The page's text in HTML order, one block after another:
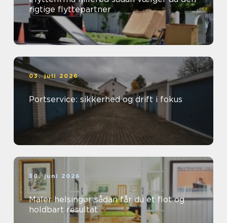
rigtige flyttepartner
03. juli 2026
Portservice: sikkerhed og drift i fokus
30. juni 2026
Maler helsingør sådan får du et flot og
holdbart resultat